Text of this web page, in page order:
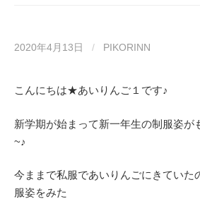
2020年4月13日 / PIKORINN
こんにちは★あいりんご１です♪
新学期が始まって新一年生の制服姿が
~♪
今ままで私服であいりんごにきていた
服姿をみた